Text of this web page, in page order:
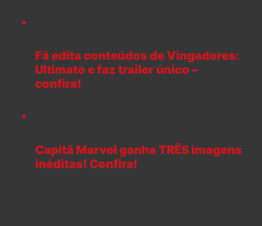
Fã edita conteúdos de Vingadores:
Ultimato e faz trailer único –
confira!
Capitã Marvel ganha TRÊS imagens
inéditas! Confira!